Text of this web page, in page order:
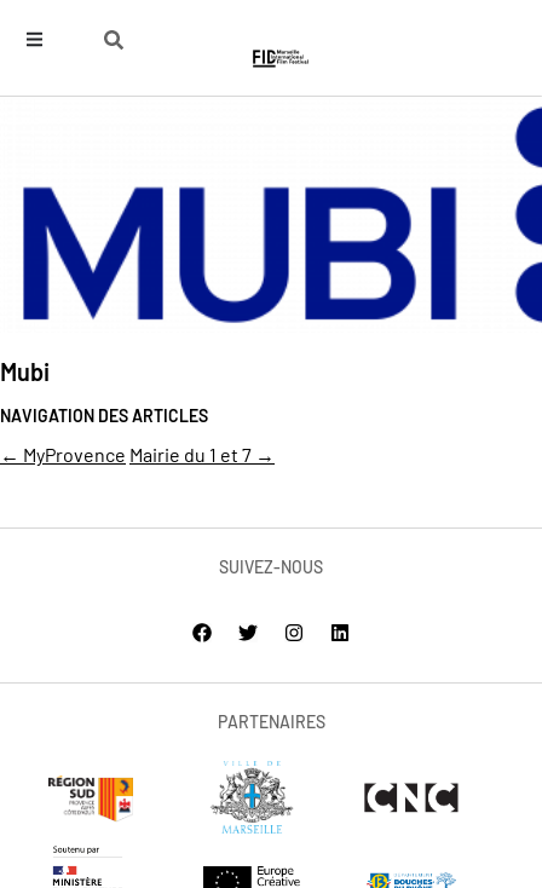
Mubi
NAVIGATION DES ARTICLES
← MyProvence Mairie du 1 et 7 →
SUIVEZ-NOUS
PARTENAIRES